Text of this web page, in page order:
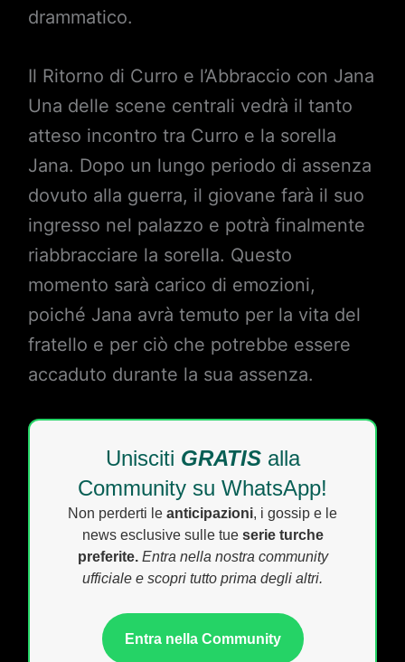
drammatico.
Il Ritorno di Curro e l’Abbraccio con Jana
Una delle scene centrali vedrà il tanto
atteso incontro tra Curro e la sorella
Jana. Dopo un lungo periodo di assenza
dovuto alla guerra, il giovane farà il suo
ingresso nel palazzo e potrà finalmente
riabbracciare la sorella. Questo
momento sarà carico di emozioni,
poiché Jana avrà temuto per la vita del
fratello e per ciò che potrebbe essere
accaduto durante la sua assenza.
Unisciti GRATISalla
Community su WhatsApp!
Non perderti le anticipazioni, i gossip e le
news esclusive sulle tue serie turche
preferite. Entra nella nostra community
ufficiale e scopri tutto prima degli altri.
Entra nella Community